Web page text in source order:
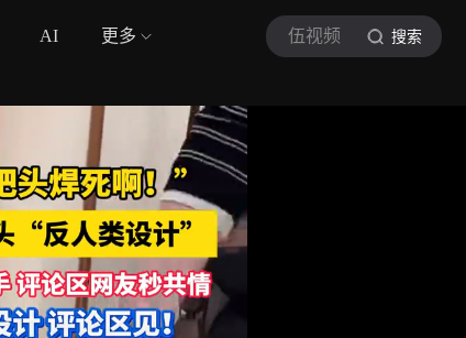
AI 更多 伍视频 搜索